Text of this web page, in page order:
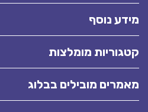
מידע נוסף
קטגוריות מומלצות
מאמרים מובילים בבלוג